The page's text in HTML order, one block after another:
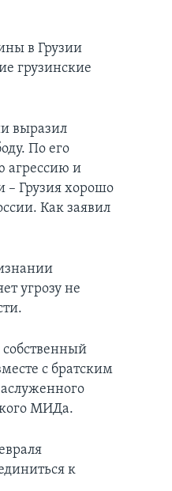
в Грузии
грузинские
выразил
По его
агрессию и
– Грузия хорошо
Как заявил
угрозу не
с братским
МИДа.
к